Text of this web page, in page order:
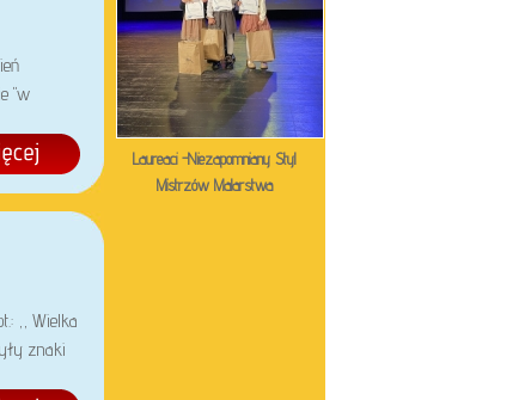
"w
,, Wielka
znaki
Laureaci -Niezapomniany Styl
Mistrzów Malarstwa